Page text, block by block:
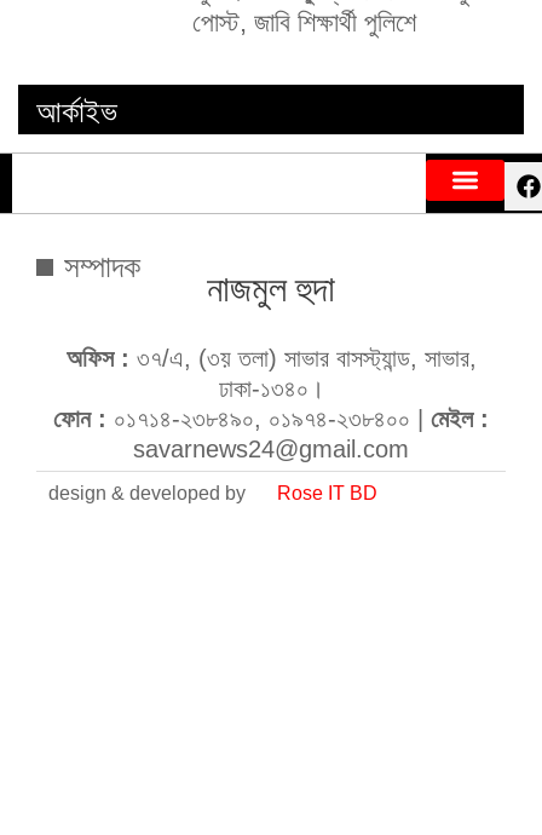
পোস্ট, জাবি শিক্ষার্থী পুলিশে
আর্কাইভ
সম্পাদক
নাজমুল হুদা
অফিস : ৩৭/এ, (৩য় তলা) সাভার বাসস্ট্যান্ড, সাভার,
ঢাকা-১৩৪০।
ফোন : ০১৭১৪-২৩৮৪৯০, ০১৯৭৪-২৩৮৪০০ | মেইল :
savarnews24@gmail.com
design & developed by Rose IT BD